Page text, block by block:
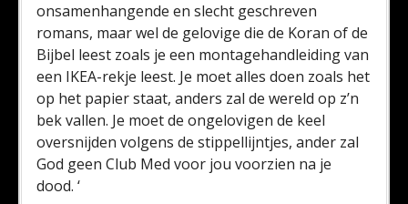
onsamenhangende en slecht geschreven
romans, maar wel de gelovige die de Koran of de
Bijbel leest zoals je een montagehandleiding van
een IKEA-rekje leest. Je moet alles doen zoals het
op het papier staat, anders zal de wereld op z’n
bek vallen. Je moet de ongelovigen de keel
oversnijden volgens de stippellijntjes, ander zal
God geen Club Med voor jou voorzien na je
dood. ‘